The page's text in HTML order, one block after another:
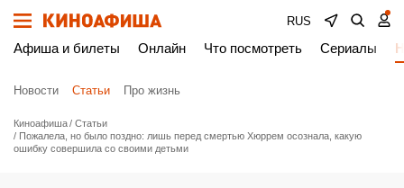
RUS
Афиша и билеты Онлайн Что посмотреть Сериалы
Новости Статьи Про жизнь
Киноафиша
Статьи
Пожалела, но было поздно: лишь перед смертью Хюррем осознала, какую
ошибку совершила со своими детьми